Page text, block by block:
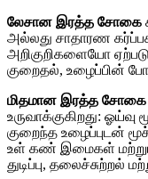
லேசான இரத்த சோகை
அல்லது சாதாரண
அறிகுறிகளையோ
குறைதல், உழைப்பின்
மிதமான இரத்த சோகை
உருவாக்குகிறது: ஓய்வு
குறைந்த உழைப்புடன்
உள் கண் இமைகள்
துடிப்பு, தலைச்சுற்றல்